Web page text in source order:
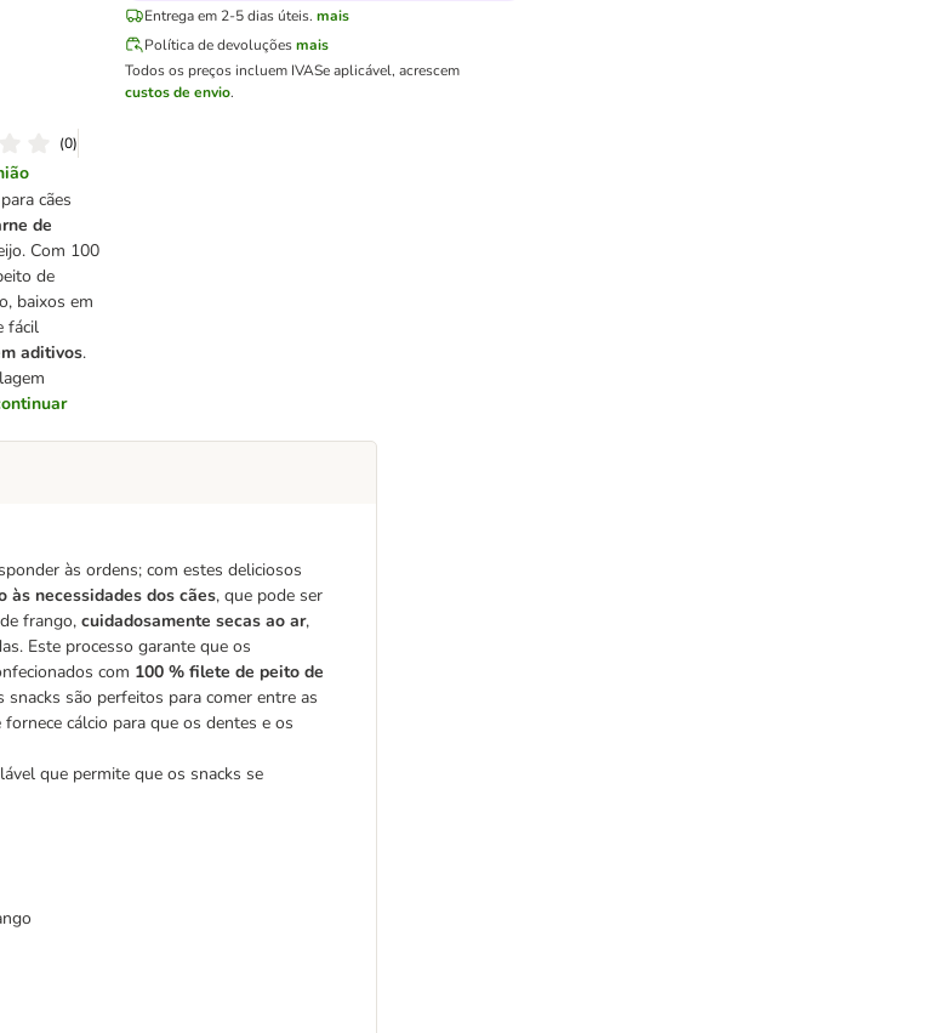
(0)
cães
de
Com 100
de
baixos em
fácil
aditivos.
Entrega em 2-5 dias úteis. mais
Política de devoluçõesmais
Todos os preços incluem IVASe aplicável, acrescem
custos de envio.
às ordens; com estes deliciosos
às necessidades dos cães, que pode ser
frango, cuidadosamente secas ao ar,
Este processo garante que os
com 100 % filete de peito de
são perfeitos para comer entre as
cálcio para que os dentes e os
que permite que os snacks se